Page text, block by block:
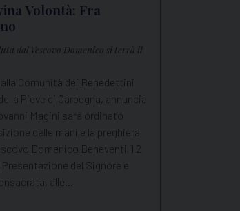
Volontà: Fra
dal Vescovo Domenico si terrà il
Comunità dei Benedettini
Pieve di Carpegna, annuncia
Magini sarà ordinato
delle mani e la preghiera
Domenico Beneventi il 2
del Signore e
alle…